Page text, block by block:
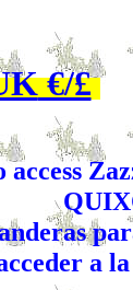
€/£ |
access
a